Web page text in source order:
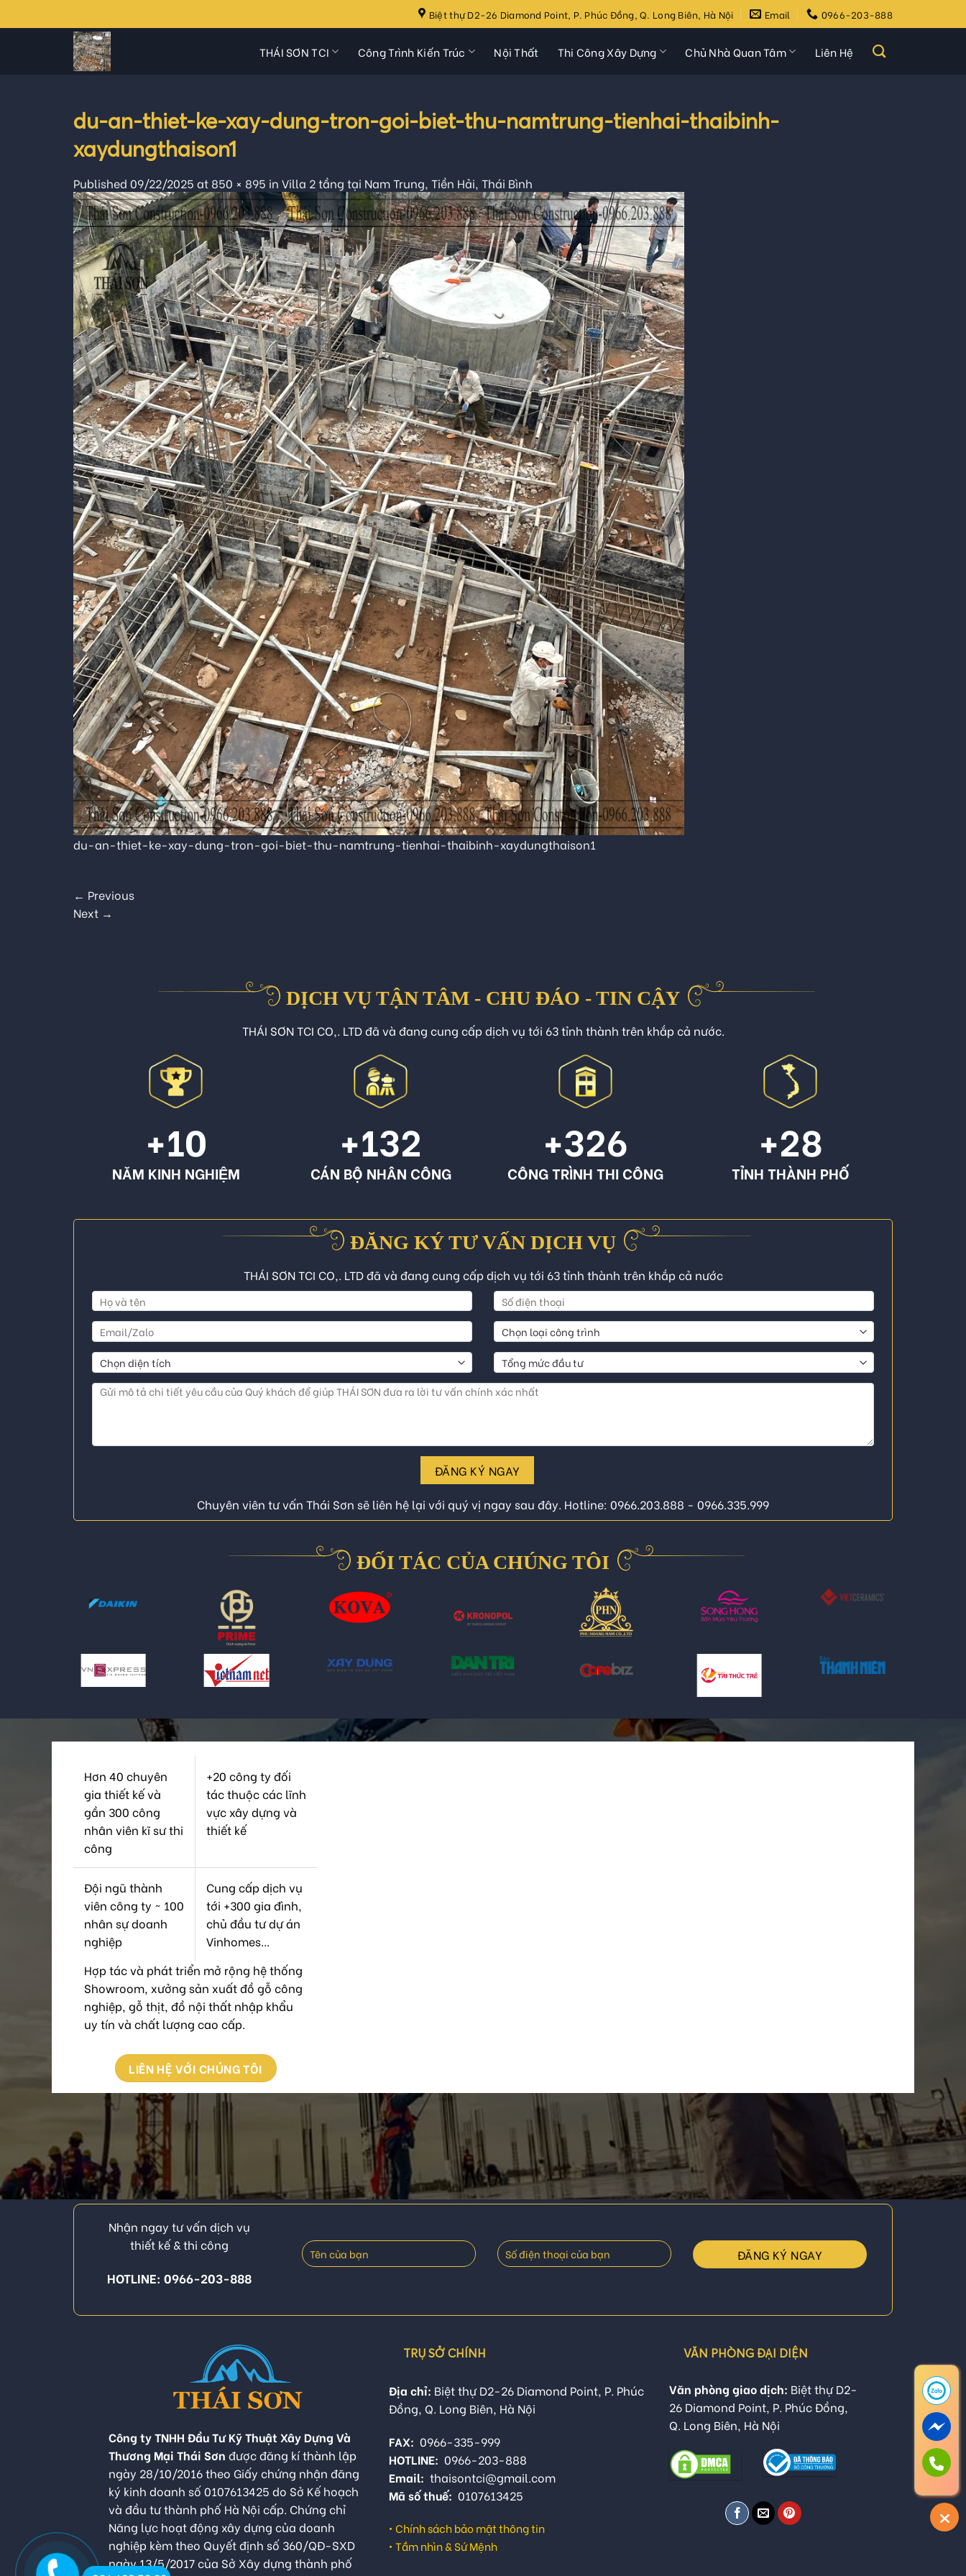
to
Biệt thự D2-26 Diamond Point, P. Phúc Đồng, Q. Long Biên, Hà Nội Email 0966-203-888
THÁI SƠN TCI Công Trình Kiến Trúc Nội Thất Thi Công Xây Dựng Chủ Nhà Quan Tâm Liên Hệ
du-an-thiet-ke-xay-dung-tron-goi-biet-thu-namtrung-tienhai-thaibinh-
xaydungthaison1
Published 09/22/2025 at 850 × 895 in Villa 2 tầng tại Nam Trung, Tiền Hải, Thái Bình
du-an-thiet-ke-xay-dung-tron-goi-biet-thu-namtrung-tienhai-thaibinh-xaydungthaison1
← Previous
Next →
DỊCH VỤ TẬN TÂM - CHU ĐÁO - TIN CẬY
THÁI SƠN TCI CO,. LTD đã và đang cung cấp dịch vụ tới 63 tỉnh thành trên khắp cả nước.
+10
NĂM KINH NGHIỆM
+132
CÁN BỘ NHÂN CÔNG
+326
CÔNG TRÌNH THI CÔNG
+28
TỈNH THÀNH PHỐ
ĐĂNG KÝ TƯ VẤN DỊCH VỤ
THÁI SƠN TCI CO,. LTD đã và đang cung cấp dịch vụ tới 63 tỉnh thành trên khắp cả nước
ĐĂNG KÝ NGAY
Chuyên viên tư vấn Thái Sơn sẽ liên hệ lại với quý vị ngay sau đây. Hotline: 0966.203.888 - 0966.335.999
ĐỐI TÁC CỦA CHÚNG TÔI
Hơn 40 chuyên
gia thiết kế và
gần 300 công
nhân viên kĩ sư thi
công
+20 công ty đối
tác thuộc các lĩnh
vực xây dựng và
thiết kế
Đội ngũ thành
viên công ty ~ 100
nhân sự doanh
nghiệp
Cung cấp dịch vụ
tới +300 gia đình,
chủ đầu tư dự án
Vinhomes...
Hợp tác và phát triển mở rộng hệ thống
Showroom, xưởng sản xuất đồ gỗ công
nghiệp, gỗ thịt, đồ nội thất nhập khẩu
uy tín và chất lượng cao cấp.
LIÊN HỆ VỚI CHÚNG TÔI
Nhận ngay tư vấn dịch vụ
thiết kế & thi công
HOTLINE: 0966-203-888
Công ty TNHH Đầu Tư Kỹ Thuật Xây Dựng Và
Thương Mại Thái Sơn được đăng kí thành lập
ngày 28/10/2016 theo Giấy chứng nhận đăng
ký kinh doanh số 0107613425 do Sở Kế hoạch
và đầu tư thành phố Hà Nội cấp. Chứng chỉ
Năng lực hoạt động xây dựng của doanh
nghiệp kèm theo Quyết định số 360/QĐ-SXD
ngày 13/5/2017 của Sở Xây dựng thành phố
TRỤ SỞ CHÍNH
Địa chỉ: Biệt thự D2-26 Diamond Point, P. Phúc
Đồng, Q. Long Biên, Hà Nội
FAX: 0966-335-999
HOTLINE: 0966-203-888
Email: thaisontci@gmail.com
Mã số thuế: 0107613425
• Chính sách bảo mật thông tin
• Tầm nhìn & Sứ Mệnh
VĂN PHÒNG ĐẠI DIỆN
Văn phòng giao dịch: Biệt thự D2-
26 Diamond Point, P. Phúc Đồng,
Q. Long Biên, Hà Nội